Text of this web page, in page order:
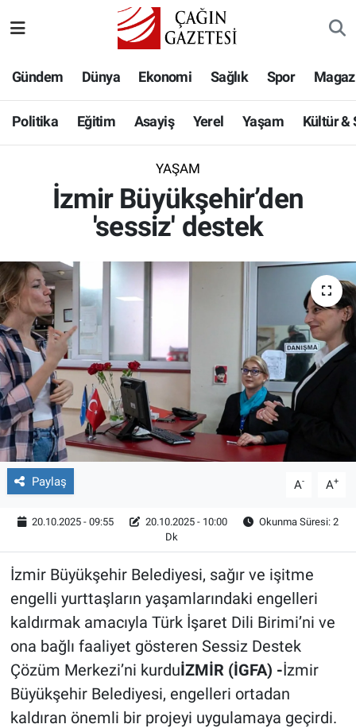
Gündem Dünya Ekonomi Sağlık Spor
Politika Eğitim Asayiş Yerel Yaşam Kültür &
YAŞAM
İzmir Büyükşehir’den
'sessiz' destek
Paylaş A- A+
20.10.2025 - 09:55 20.10.2025 - 10:00
Okunma Süresi: 2
Dk
İzmir Büyükşehir Belediyesi, sağır ve işitme
engelli yurttaşların yaşamlarındaki engelleri
kaldırmak amacıyla Türk İşaret Dili Birimi’ni ve
ona bağlı faaliyet gösteren Sessiz Destek
Çözüm Merkezi’ni kurduİZMİR (İGFA) -İzmir
Büyükşehir Belediyesi, engelleri ortadan
kaldıran önemli bir projeyi uygulamaya geçirdi.
Eğitim
Asayiş
Yerel
Kültür & Sanat
Bilim-Teknoloji
Köşe Yazıları
Röportaj
Video Galeri
Hava Durumu
Namaz Vakitleri
Trafik Durumu
Süper Lig Puan Durumu ve Fikstür
Tüm Manşetler
Son Dakika Haberleri
Haber Arşivi